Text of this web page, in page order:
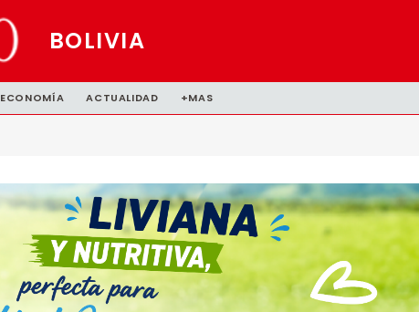
BOLIVIA
ECONOMÍA ACTUALIDAD +MAS